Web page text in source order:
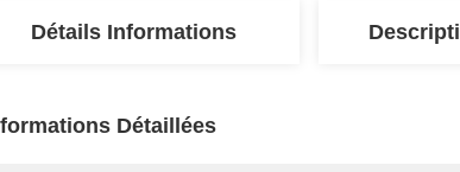
Détails Informations
Détaillées